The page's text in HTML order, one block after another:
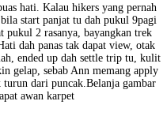
hati. Kalau hikers yang pernah
start panjat tu dah pukul 9pagi
pukul 2 rasanya, bayangkan trek
dah panas tak dapat view, otak
ended up dah settle trip tu, kulit
gelap, sebab Ann memang apply
dari puncak.Belanja gambar
awan karpet